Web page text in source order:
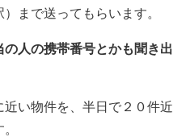
まで送ってもらいます。
の人の携帯番号とかも聞き出
い物件を、半日で２０件近